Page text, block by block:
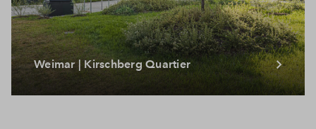
Weimar | Kirschberg Quartier